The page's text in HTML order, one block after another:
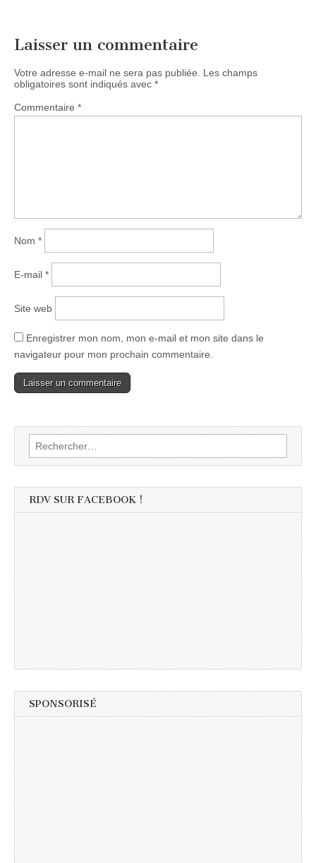
Laisser un commentaire
Votre adresse e-mail ne sera pas publiée. Les champs
obligatoires sont indiqués avec *
Commentaire *
Nom *
E-mail *
Site web
Enregistrer mon nom, mon e-mail et mon site dans le
navigateur pour mon prochain commentaire.
Rechercher :
RDV SUR FACEBOOK !
SPONSORISÉ